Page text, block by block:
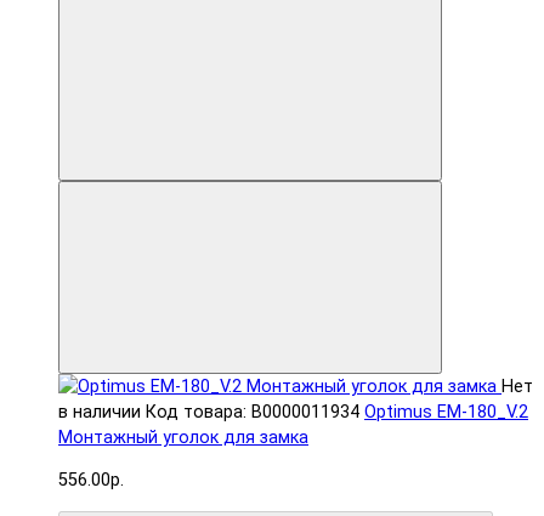
Нет
в наличии Код товара: В0000011934 Optimus EM-180_V.2
Монтажный уголок для замка
556.00р.